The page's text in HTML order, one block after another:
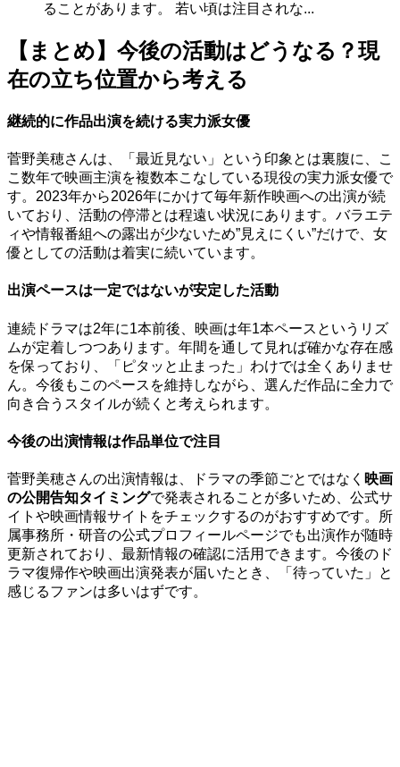
ることがあります。 若い頃は注目されな...
【まとめ】今後の活動はどうなる？現
在の立ち位置から考える
継続的に作品出演を続ける実力派女優
菅野美穂さんは、「最近見ない」という印象とは裏腹に、こ
こ数年で映画主演を複数本こなしている現役の実力派女優で
す。2023年から2026年にかけて毎年新作映画への出演が続
いており、活動の停滞とは程遠い状況にあります。バラエテ
ィや情報番組への露出が少ないため”見えにくい”だけで、女
優としての活動は着実に続いています。
出演ペースは一定ではないが安定した活動
連続ドラマは2年に1本前後、映画は年1本ペースというリズ
ムが定着しつつあります。年間を通して見れば確かな存在感
を保っており、「ピタッと止まった」わけでは全くありませ
ん。今後もこのペースを維持しながら、選んだ作品に全力で
向き合うスタイルが続くと考えられます。
今後の出演情報は作品単位で注目
菅野美穂さんの出演情報は、ドラマの季節ごとではなく 映画
の公開告知タイミングで発表されることが多いため、公式サ
イトや映画情報サイトをチェックするのがおすすめです。所
属事務所・研音の公式プロフィールページでも出演作が随時
更新されており、最新情報の確認に活用できます。今後のド
ラマ復帰作や映画出演発表が届いたとき、「待っていた」と
感じるファンは多いはずです。